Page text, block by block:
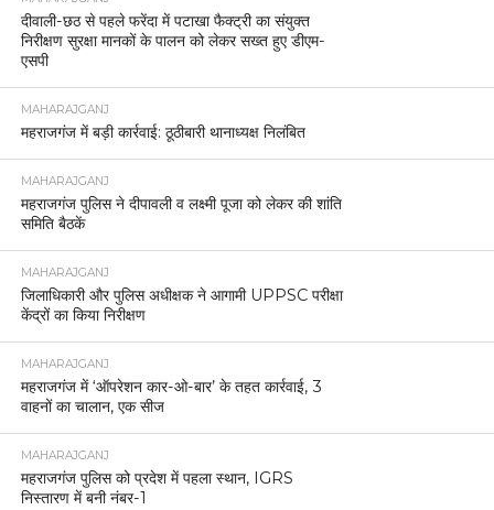
दीवाली-छठ से पहले फरेंदा में पटाखा फैक्ट्री का संयुक्त
निरीक्षण सुरक्षा मानकों के पालन को लेकर सख्त हुए डीएम-
एसपी
MAHARAJGANJ
महराजगंज में बड़ी कार्रवाई: ठूठीबारी थानाध्यक्ष निलंबित
MAHARAJGANJ
महराजगंज पुलिस ने दीपावली व लक्ष्मी पूजा को लेकर की शांति
समिति बैठकें
MAHARAJGANJ
जिलाधिकारी और पुलिस अधीक्षक ने आगामी UPPSC परीक्षा
केंद्रों का किया निरीक्षण
MAHARAJGANJ
महराजगंज में ‘ऑपरेशन कार-ओ-बार’ के तहत कार्रवाई, 3
वाहनों का चालान, एक सीज
MAHARAJGANJ
महराजगंज पुलिस को प्रदेश में पहला स्थान, IGRS
निस्तारण में बनी नंबर-1